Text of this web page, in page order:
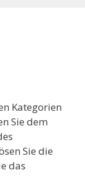
Kategorien
Sie dem
Sie die
das